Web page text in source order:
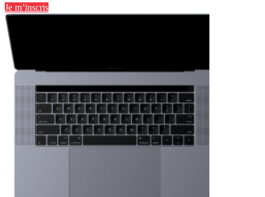
Je m’inscris